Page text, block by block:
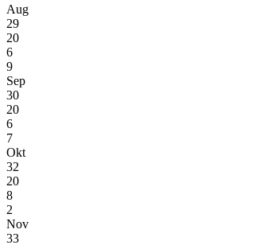
Aug
29
20
6
9
Sep
30
20
6
7
Okt
32
20
8
2
Nov
33